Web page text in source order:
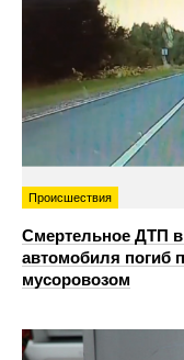
Происшествия
Смертельное ДТП в
автомобиля погиб
мусоровозом